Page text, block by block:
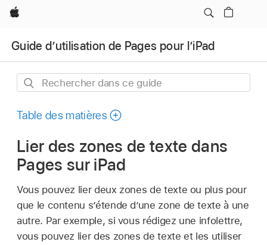
Apple
Guide d’utilisation de Pages pour l’iPad
Rechercher
ce
Table des matières
Lier des zones de texte dans
Pages sur iPad
Vous pouvez lier deux zones de texte ou plus pour
que le contenu s’étende d’une zone de texte à une
autre. Par exemple, si vous rédigez une infolettre,
vous pouvez lier des zones de texte et les utiliser